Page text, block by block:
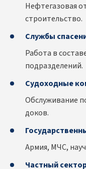
Нефтегазовая
строительство.
Службы
Работа в
подразделений.
Судоходные
Обслуживание
доков.
Армия, МЧС,
Частный